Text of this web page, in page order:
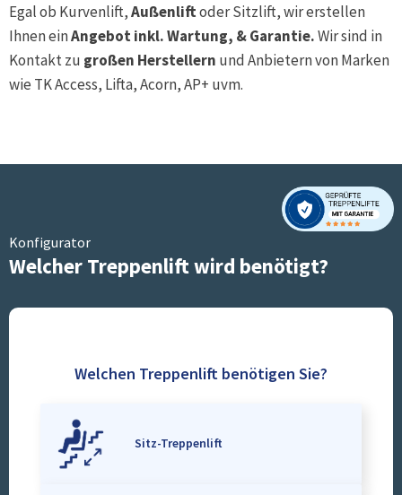
Egal ob Kurvenlift,Außenliftoder Sitzlift, wir erstellen
Ihnen einAngebot inkl. Wartung, & Garantie.Wir sind in
Kontakt zu großen Herstellern und Anbietern von Marken
wie TK Access, Lifta, Acorn, AP+ uvm.
Konfigurator
Welcher Treppenlift wird benötigt?
Welchen Treppenlift benötigen Sie?
Sitz-Treppenlift